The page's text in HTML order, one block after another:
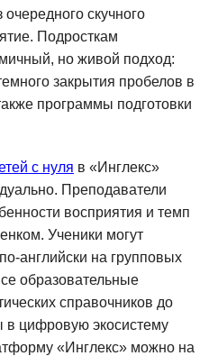
скучного
Подросткам
но живой подход:
закрытия пробелов в
программы подготовки
с нуля в «Инглекс»
Преподаватели
восприятия и темп
Ученики могут
английски на групповых
образовательные
справочников до
цифровую экосистему
«Инглекс» можно на